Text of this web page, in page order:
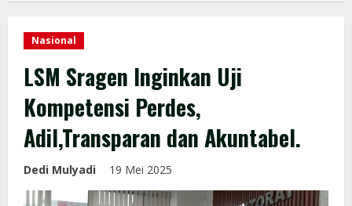
Nasional
LSM Sragen Inginkan Uji
Kompetensi Perdes,
Adil,Transparan dan Akuntabel.
Dedi Mulyadi 19 Mei 2025